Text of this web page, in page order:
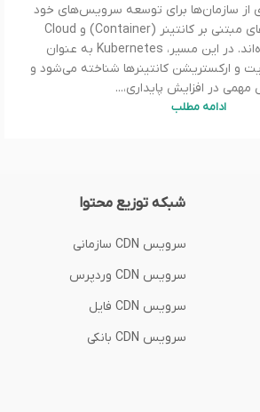
از سازمان‌ها برای توسعه سرویس‌های خود
به سمت معماری‌های مبتنی بر کانتینر (Container) و Cloud
Native حرکت کرده‌اند. در این مسیر، Kubernetes به عنوان
و ارکستریشن کانتینرها شناخته می‌شود و
در افزایش پایداری،...
ادامه مطلب
شبکه توزیع محتوا
سرویس CDN سازمانی
سرویس CDN وردپرس
سرویس CDN فایل
سرویس CDN بانکی